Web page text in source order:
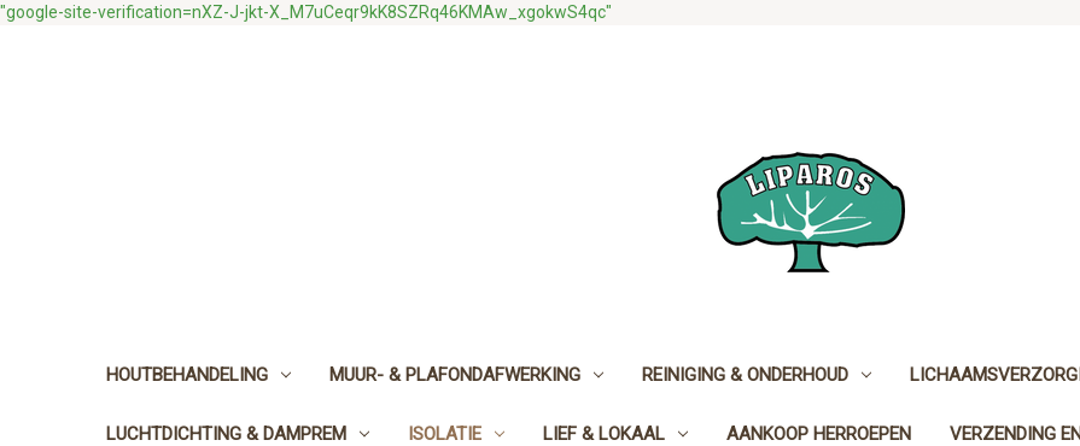
"google-site-verification=nXZ-J-jkt-X_M7uCeqr9kK8SZRq46KMAw_xgokwS4qc"
HOUTBEHANDELING MUUR- & PLAFONDAFWERKING REINIGING & ONDERHOUD
LUCHTDICHTING & DAMPREM ISOLATIE LIEF & LOKAAL AANKOOP HERROEPEN VERZENDING